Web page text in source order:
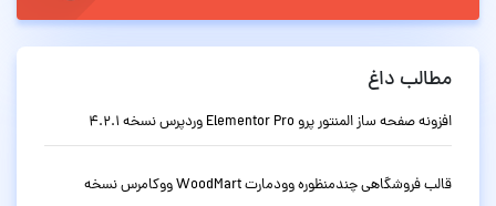
مطالب داغ
افزونه صفحه ساز المنتور پرو Elementor Pro وردپرس نسخه 4.2.1
قالب فروشگاهی چندمنظوره وودمارت WoodMart ووکامرس نسخه